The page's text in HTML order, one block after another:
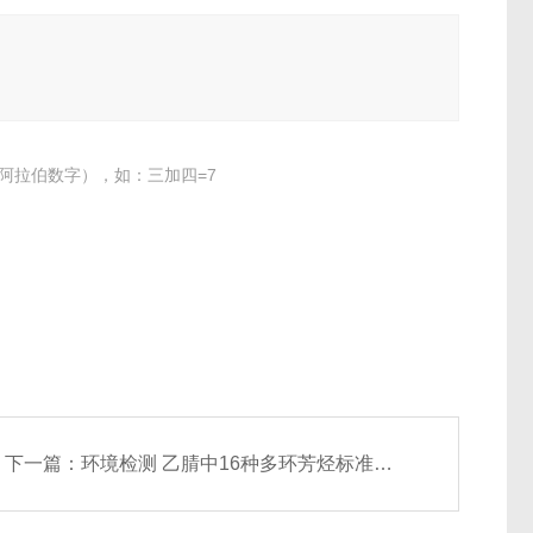
拉伯数字），如：三加四=7
下一篇： 环境检测 乙腈中16种多环芳烃标准溶液